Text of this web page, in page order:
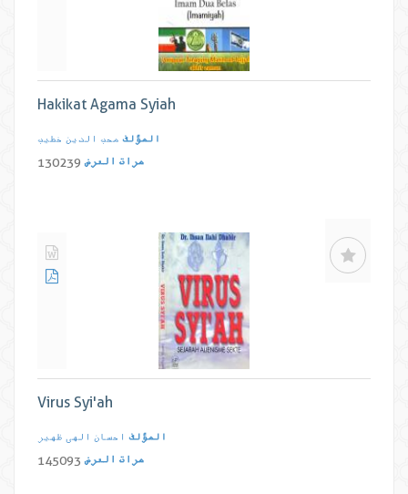
Hakikat Agama Syiah
المؤلف محب الدین خطیب
مرات العرض 130239
Virus Syi'ah
المؤلف احسان الهی ظهیر
مرات العرض 145093